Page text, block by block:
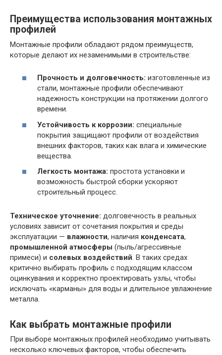
Преимущества использования монтажных
профилей
Монтажные профили обладают рядом преимуществ,
которые делают их незаменимыми в строительстве:
Прочность и долговечность: изготовленные из
стали, монтажные профили обеспечивают
надежность конструкции на протяжении долгого
времени.
Устойчивость к коррозии: специальные
покрытия защищают профили от воздействия
внешних факторов, таких как влага и химические
вещества.
Легкость монтажа: простота установки и
возможность быстрой сборки ускоряют
строительный процесс.
Техническое уточнение: долговечность в реальных
условиях зависит от сочетания покрытия и среды
эксплуатации — влажности, наличия конденсата,
промышленной атмосферы (пыль/агрессивные
примеси) и солевых воздействий. В таких средах
критично выбирать профиль с подходящим классом
оцинкувания и корректно проектировать узлы, чтобы
исключать «карманы» для воды и длительное увлажнение
металла.
Как выбрать монтажные профили
При выборе монтажных профилей необходимо учитывать
несколько ключевых факторов, чтобы обеспечить